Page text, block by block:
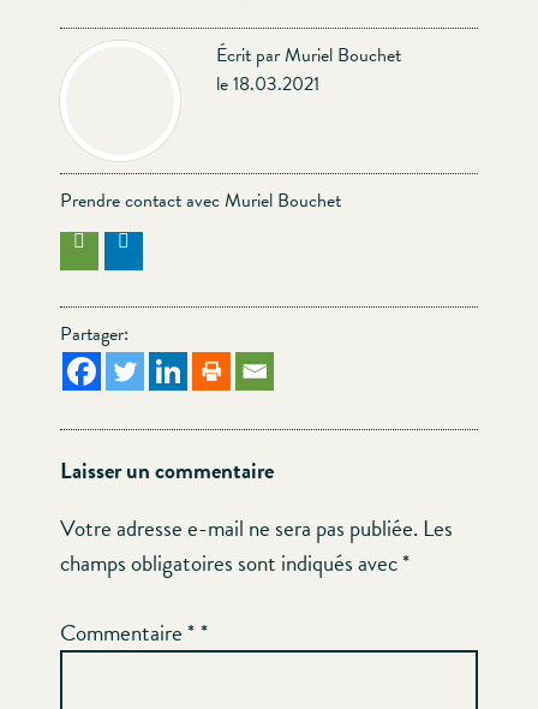
Écrit par Muriel Bouchet
le 18.03.2021
Prendre contact avec Muriel Bouchet
Partager:
Laisser un commentaire
Votre adresse e-mail ne sera pas publiée. Les
champs obligatoires sont indiqués avec*
Commentaire*